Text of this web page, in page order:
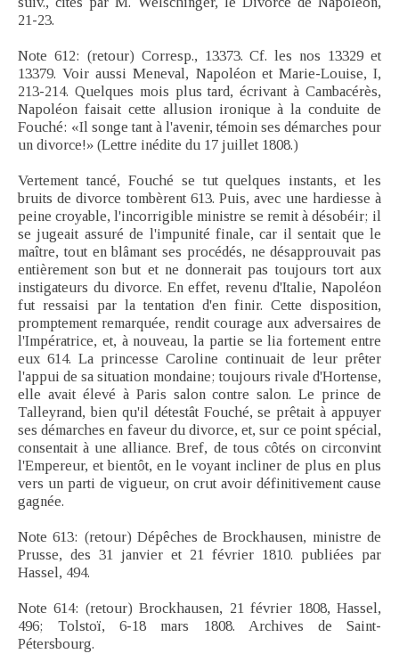
21-23.
Note 612: (retour) Corresp., 13373. Cf. les nos 13329 et
13379. Voir aussi Meneval, Napoléon et Marie-Louise, I,
213-214. Quelques mois plus tard, écrivant à Cambacérès,
Napoléon faisait cette allusion ironique à la conduite de
Fouché: «Il songe tant à l'avenir, témoin ses démarches pour
un divorce!» (Lettre inédite du 17 juillet 1808.)
Vertement tancé, Fouché se tut quelques instants, et les
bruits de divorce tombèrent 613. Puis, avec une hardiesse à
peine croyable, l'incorrigible ministre se remit à désobéir; il
se jugeait assuré de l'impunité finale, car il sentait que le
maître, tout en blâmant ses procédés, ne désapprouvait pas
entièrement son but et ne donnerait pas toujours tort aux
instigateurs du divorce. En effet, revenu d'Italie, Napoléon
fut ressaisi par la tentation d'en finir. Cette disposition,
promptement remarquée, rendit courage aux adversaires de
l'Impératrice, et, à nouveau, la partie se lia fortement entre
eux 614. La princesse Caroline continuait de leur prêter
l'appui de sa situation mondaine; toujours rivale d'Hortense,
elle avait élevé à Paris salon contre salon. Le prince de
Talleyrand, bien qu'il détestât Fouché, se prêtait à appuyer
ses démarches en faveur du divorce, et, sur ce point spécial,
consentait à une alliance. Bref, de tous côtés on circonvint
l'Empereur, et bientôt, en le voyant incliner de plus en plus
vers un parti de vigueur, on crut avoir définitivement cause
gagnée.
Note 613: (retour) Dépêches de Brockhausen, ministre de
Prusse, des 31 janvier et 21 février 1810. publiées par
Hassel, 494.
Note 614: (retour) Brockhausen, 21 février 1808, Hassel,
496; Tolstoï, 6-18 mars 1808. Archives de Saint-
Pétersbourg.